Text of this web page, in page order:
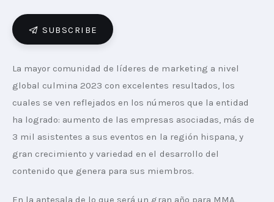
SUBSCRIBE
La mayor comunidad de líderes de marketing a nivel
global culmina 2023 con excelentes resultados, los
cuales se ven reflejados en los números que la entidad
ha logrado: aumento de las empresas asociadas, más de
3 mil asistentes a sus eventos en la región hispana, y
gran crecimiento y variedad en el desarrollo del
contenido que genera para sus miembros.
En la antesala de lo que será un gran año para MMA,